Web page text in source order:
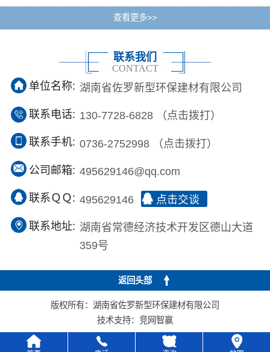
查看更多>>
联系我们
CONTACT
单位名称: 湖南省佐罗新型环保建材有限公司
联系电话: 130-7728-6828（点击拨打）
联系手机: 0736-2752998（点击拨打）
公司邮箱: 495629146@qq.com
联系ＱＱ: 495629146 点击交谈
联系地址: 湖南省常德经济技术开发区德山大道
359号
返回头部
版权所有：湖南省佐罗新型环保建材有限公司
技术支持： 竞网智赢